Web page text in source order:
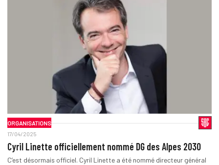
ORGANISATIONS
17/04/2025
Cyril Linette officiellement nommé DG des Alpes 2030
C’est désormais officiel. Cyril Linette a été nommé directeur général